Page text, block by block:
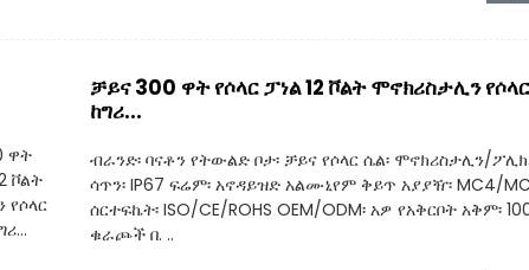
ቻይና 300 ዋት የሶላር ፓነል 12 ቮልት ሞኖክሪስታሊን
ከግሪ...
ብራንድ፡ ባናቶን የትውልድ ቦታ፡ ቻይና የሶላር ሴል፡ ሞኖክሪስታሊን/
ሳጥን፡ IP67 ፍሬም፡ አኖዳይዝድ አልሙኒየም ቅይጥ አያያዥ፡ MC4/
ሰርተፍኬት፡ ISO/CE/ROHS OEM/ODM፡ አዎ የአቅርቦት አቅም፡
ቁራጮች በ. ..